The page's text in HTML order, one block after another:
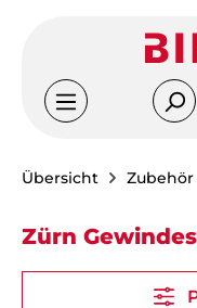
Übersicht Zubehör
Zürn